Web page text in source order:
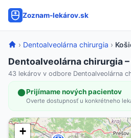
Zoznam-lekárov.sk
› Dentoalveolárna chirurgia ›
Dentoalveolárna chirurgia
43 lekárov v odbore Dentoalveolárna
Prijímame nových pacientov
Overte dostupnosť u konkrétneho
+